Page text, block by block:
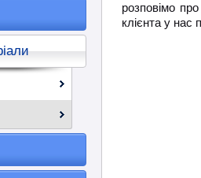
розповімо
клієнта у нас